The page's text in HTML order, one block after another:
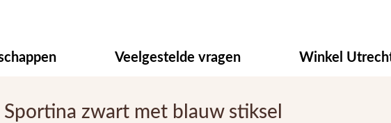
Veelgestelde vragen Winkel
zwart met blauw stiksel